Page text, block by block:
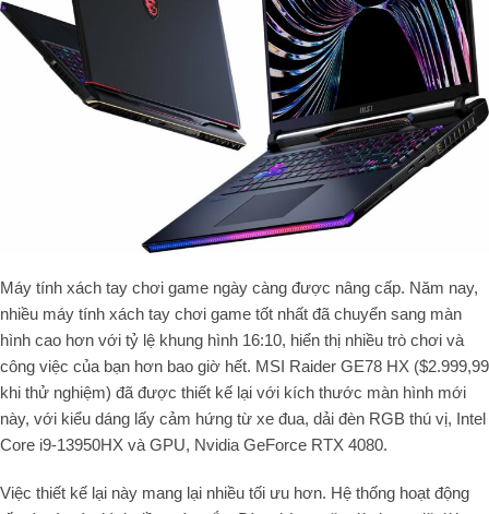
Máy tính xách tay chơi game ngày càng được nâng cấp. Năm nay,
nhiều máy tính xách tay chơi game tốt nhất đã chuyển sang màn
hình cao hơn với tỷ lệ khung hình 16:10, hiển thị nhiều trò chơi và
công việc của bạn hơn bao giờ hết. MSI Raider GE78 HX ($2.999,99
khi thử nghiệm) đã được thiết kế lại với kích thước màn hình mới
này, với kiểu dáng lấy cảm hứng từ xe đua, dải đèn RGB thú vị, Intel
Core i9-13950HX và GPU, Nvidia GeForce RTX 4080.
Việc thiết kế lại này mang lại nhiều tối ưu hơn. Hệ thống hoạt động